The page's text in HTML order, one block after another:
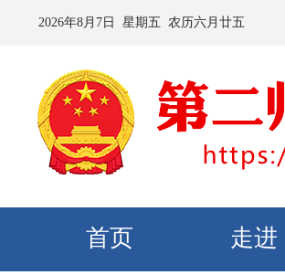
2026年8月 7 日 星期五 农历六月廿五
首页 走进